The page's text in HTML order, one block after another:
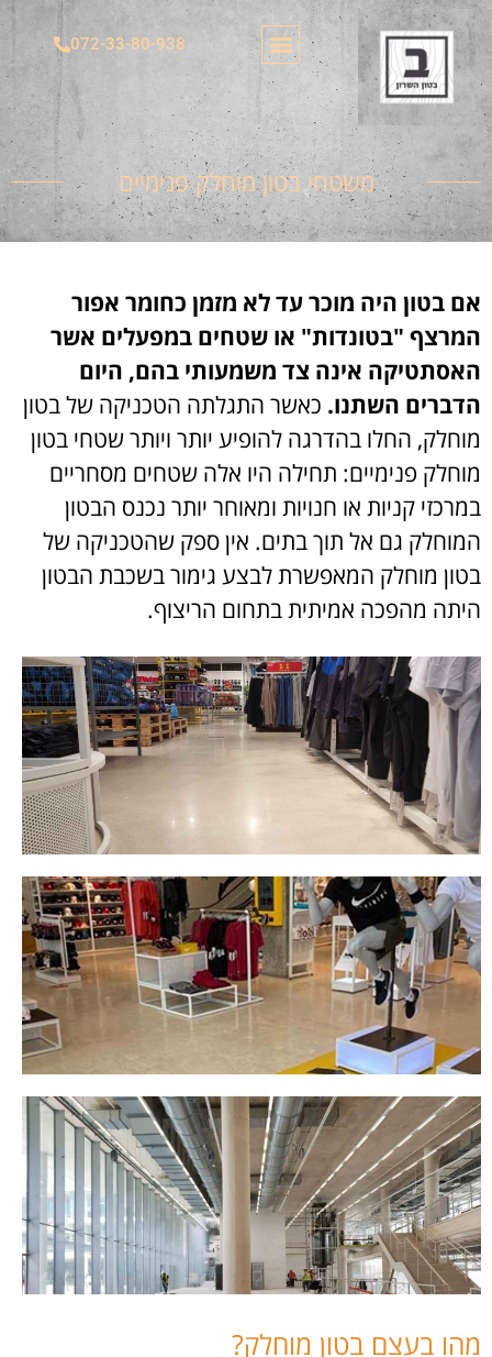
072-33-80-938
משטחי בטון מוחלק פנימיים​
אם בטון היה מוכר עד לא מזמן כחומר אפור
המרצף "בטונדות" או שטחים במפעלים אשר
האסתטיקה אינה צד משמעותי בהם, היום
הדברים השתנו. כאשר התגלתה הטכניקה של בטון
מוחלק, החלו בהדרגה להופיע יותר ויותר שטחי בטון
מוחלק פנימיים: תחילה היו אלה שטחים מסחריים
במרכזי קניות או חנויות ומאוחר יותר נכנס הבטון
המוחלק גם אל תוך בתים. אין ספק שהטכניקה של
בטון מוחלק המאפשרת לבצע גימור בשכבת הבטון
היתה מהפכה אמיתית בתחום הריצוף.
מהו בעצם בטון מוחלק?